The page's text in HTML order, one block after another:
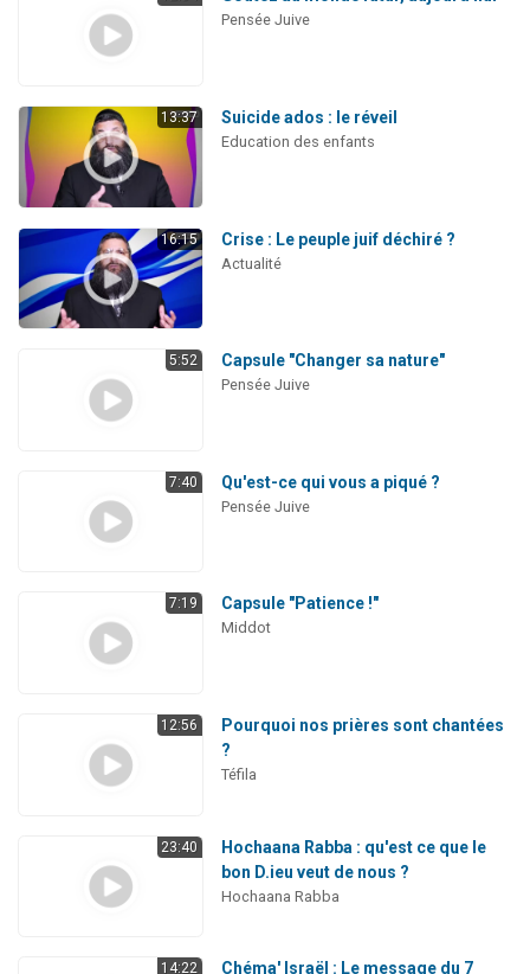
Pensée Juive
13:37 Suicide ados : le réveil
Education des enfants
16:15 Crise : Le peuple juif déchiré ?
Actualité
5:52 Capsule "Changer sa nature"
Pensée Juive
7:40 Qu'est-ce qui vous a piqué ?
Pensée Juive
7:19 Capsule "Patience !"
Middot
12:56
Pourquoi nos prières sont chantées
?
Téfila
23:40
Hochaana Rabba : qu'est ce que le
bon D.ieu veut de nous ?
Hochaana Rabba
14:22 Chéma' Israël : Le message du 7